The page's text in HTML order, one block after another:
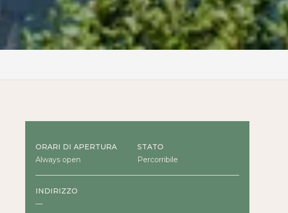
ORARI DI APERTURA
Always open
STATO
Percorribile
INDIRIZZO
—